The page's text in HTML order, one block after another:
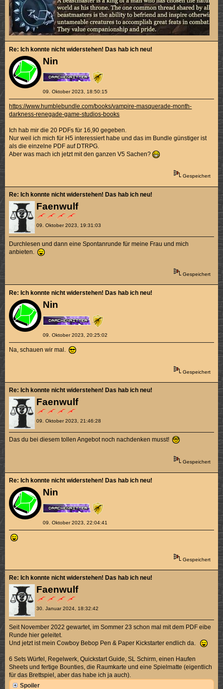
Nin
09. Oktober 2023, 18:50:15
Re: Ich konnte nicht widerstehen! Das hab ich neu!
https://www.humblebundle.com/books/vampire-masquerade-month-
darkness-renegade-game-studios-books
Ich hab mir die 20 PDFs für 16,90 gegeben.
Nur weil ich mich für H5 interessiert habe und das im Bundle günstiger ist
als die einzelne PDF auf DTRPG.
Aber was mach ich jetzt mit den ganzen V5 Sachen?
Gespeichert
Faenwulf
09. Oktober 2023, 19:31:03
Re: Ich konnte nicht widerstehen! Das hab ich neu!
Durchlesen und dann eine Spontanrunde für meine Frau und mich
anbieten.
Gespeichert
Nin
09. Oktober 2023, 20:25:02
Re: Ich konnte nicht widerstehen! Das hab ich neu!
Na, schauen wir mal.
Gespeichert
Faenwulf
09. Oktober 2023, 21:46:28
Re: Ich konnte nicht widerstehen! Das hab ich neu!
Das du bei diesem tollen Angebot noch nachdenken musst!
Gespeichert
Nin
09. Oktober 2023, 22:04:41
Re: Ich konnte nicht widerstehen! Das hab ich neu!
Gespeichert
Faenwulf
30. Januar 2024, 18:32:42
Re: Ich konnte nicht widerstehen! Das hab ich neu!
Seit November 2022 gewartet, im Sommer 23 schon mal mit dem PDF eibe
Runde hier geleitet.
Und jetzt ist mein Cowboy Bebop Pen & Paper Kickstarter endlich da.
6 Sets Würfel, Regelwerk, Quickstart Guide, SL Schirm, einen Haufen
Sheets und fertige Bounties, die Raumkarte und eine Spielmatte (eigentlich
für das Brettspiel, aber das habe ich ja auch).
Spoiler